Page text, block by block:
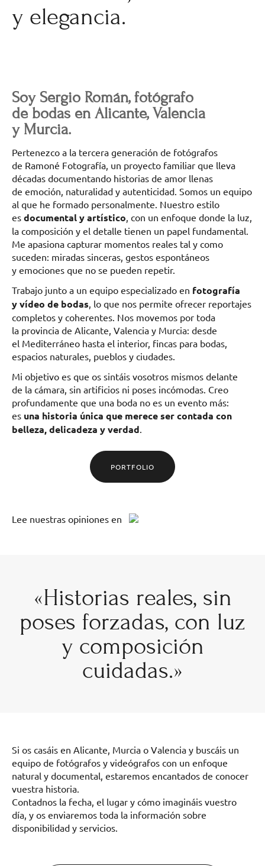
y elegancia.
Soy Sergio Román, fotógrafo
de bodas en Alicante, Valencia
y Murcia.
Pertenezco a la tercera generación de fotógrafos
de Ramoné Fotografía, un proyecto familiar que lleva
décadas documentando historias de amor llenas
de emoción, naturalidad y autenticidad. Somos un equipo
al que he formado personalmente. Nuestro estilo
es documental y artístico , con un enfoque donde la luz,
la composición y el detalle tienen un papel fundamental.
Me apasiona capturar momentos reales tal y como
suceden: miradas sinceras, gestos espontáneos
y emociones que no se pueden repetir.
Trabajo junto a un equipo especializado en fotografía
y vídeo de bodas , lo que nos permite ofrecer reportajes
completos y coherentes. Nos movemos por toda
la provincia de Alicante, Valencia y Murcia: desde
el Mediterráneo hasta el interior, fincas para bodas,
espacios naturales, pueblos y ciudades.
Mi objetivo es que os sintáis vosotros mismos delante
de la cámara, sin artificios ni poses incómodas. Creo
profundamente que una boda no es un evento más:
es una historia única que merece ser contada con
belleza, delicadeza y verdad
PORTFOLIO
Lee nuestras opiniones en
«Historias reales, sin
poses forzadas, con luz
y composición
cuidadas.»
Si os casáis en Alicante, Murcia o Valencia y buscáis un
equipo de fotógrafos y videógrafos con un enfoque
natural y documental, estaremos encantados de conocer
vuestra historia.
Contadnos la fecha, el lugar y cómo imagináis vuestro
día, y os enviaremos toda la información sobre
disponibilidad y servicios.